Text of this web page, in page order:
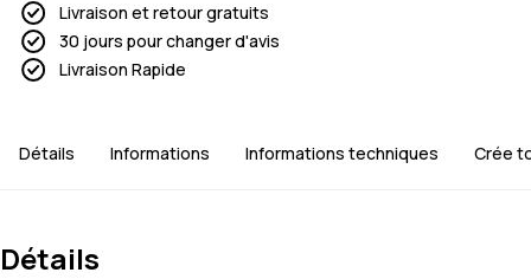
Livraison et retour gratuits
30 jours pour changer d'avis
Livraison Rapide
Détails Informations Informations techniques Crée
Détails